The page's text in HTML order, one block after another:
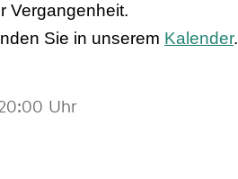
Vergangenheit.
Sie in unserem Kalender.
Uhr